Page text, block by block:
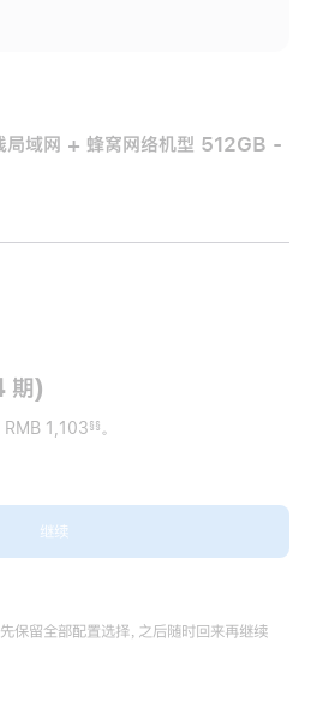
域网 + 蜂窝网络机型 512GB -
期)
RMB 1,103 §§ 。
继续
保留全部配置选择，之后随时回来再继续